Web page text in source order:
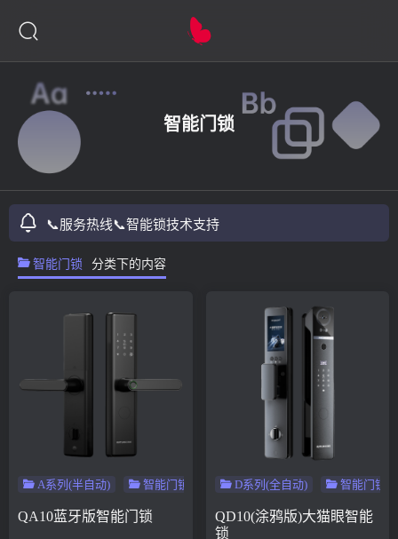
智能门锁
📞服务热线📞智能锁技术支持
智能门锁 分类下的内容
A系列(半自动) 智能门锁
QA10蓝牙版智能门锁
D系列(全自动) 智能门锁
QD10(涂鸦版)大猫眼智能
锁